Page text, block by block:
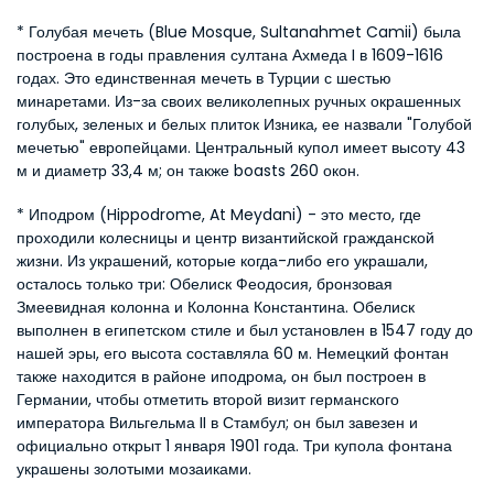
* Голубая мечеть (Blue Mosque, Sultanahmet Camii) была
построена в годы правления султана Ахмеда I в 1609-1616
годах. Это единственная мечеть в Турции с шестью
минаретами. Из-за своих великолепных ручных окрашенных
голубых, зеленых и белых плиток Изника, ее назвали "Голубой
мечетью" европейцами. Центральный купол имеет высоту 43
м и диаметр 33,4 м; он также boasts 260 окон.
* Иподром (Hippodrome, At Meydani) - это место, где
проходили колесницы и центр византийской гражданской
жизни. Из украшений, которые когда-либо его украшали,
осталось только три: Обелиск Феодосия, бронзовая
Змеевидная колонна и Колонна Константина. Обелиск
выполнен в египетском стиле и был установлен в 1547 году до
нашей эры, его высота составляла 60 м. Немецкий фонтан
также находится в районе иподрома, он был построен в
Германии, чтобы отметить второй визит германского
императора Вильгельма II в Стамбул; он был завезен и
официально открыт 1 января 1901 года. Три купола фонтана
украшены золотыми мозаиками.